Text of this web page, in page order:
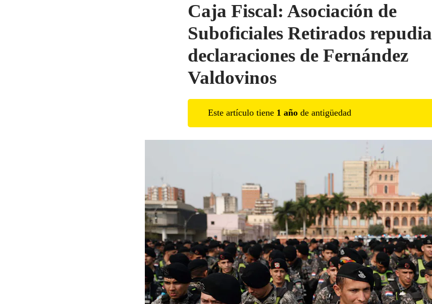
Caja Fiscal: Asociación de
Suboficiales Retirados repudia
declaraciones de Fernández
Valdovinos
Este artículo tiene 1 año de antigüedad